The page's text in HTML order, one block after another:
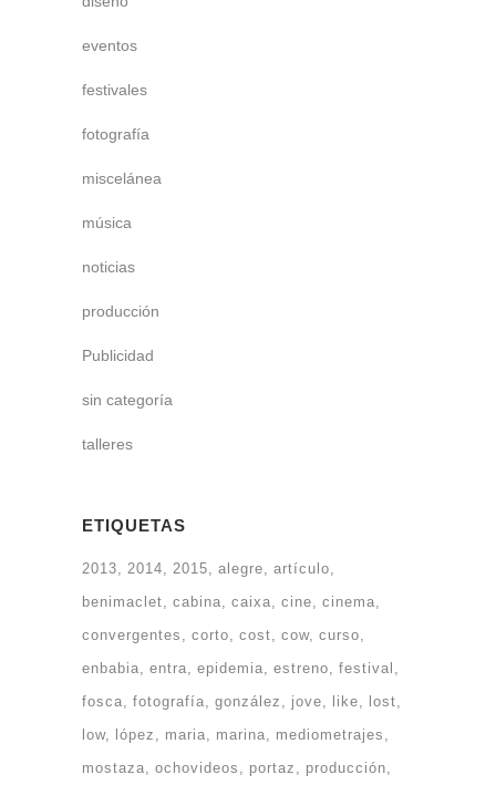
eventos
festivales
fotografía
miscelánea
música
noticias
producción
Publicidad
sin categoría
talleres
ETIQUETAS
2013 2014 2015 alegre
artículo
benimaclet
cabina caixa cine
cinema
convergentes
corto cost cow curso
enbabia
entra epidemia estreno
festival
fosca
fotografía gonzález jove like
lost
low
lópez maria marina
mediometrajes
mostaza
ochovideos portaz producción